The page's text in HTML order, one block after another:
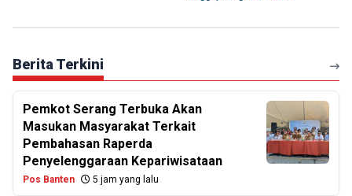
Berita Terkini
Pemkot Serang Terbuka Akan
Masukan Masyarakat Terkait
Pembahasan Raperda
Penyelenggaraan Kepariwisataan
Pos Banten 5 jam yang lalu